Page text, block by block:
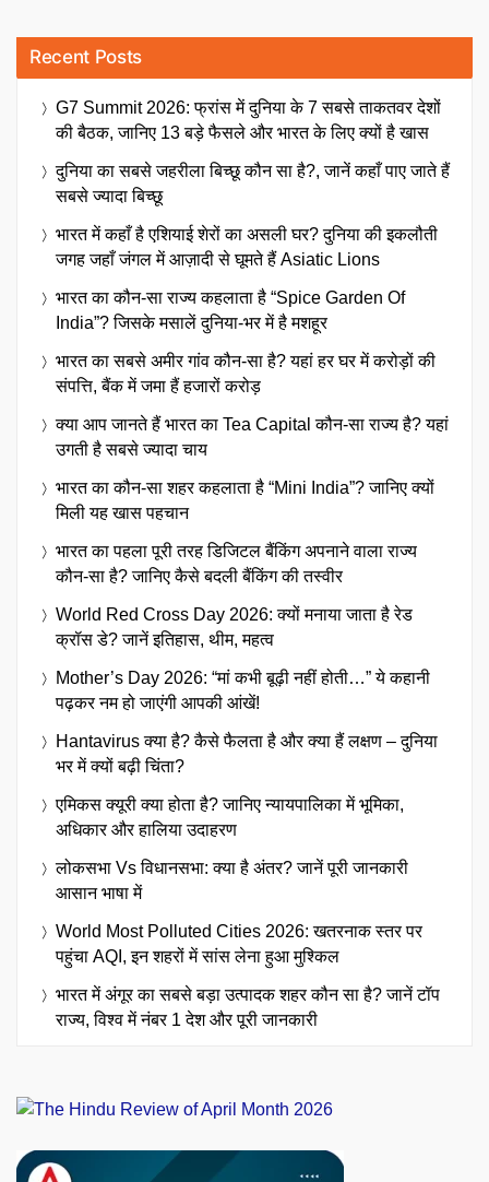
Recent Posts
G7 Summit 2026: फ्रांस में दुनिया के 7 सबसे ताकतवर देशों
की बैठक, जानिए 13 बड़े फैसले और भारत के लिए क्यों है खास
दुनिया का सबसे जहरीला बिच्छू कौन सा है?, जानें कहाँ पाए जाते हैं
सबसे ज्यादा बिच्छू
भारत में कहाँ है एशियाई शेरों का असली घर? दुनिया की इकलौती
जगह जहाँ जंगल में आज़ादी से घूमते हैं Asiatic Lions
भारत का कौन-सा राज्य कहलाता है “Spice Garden Of
India”? जिसके मसालें दुनिया-भर में है मशहूर
भारत का सबसे अमीर गांव कौन-सा है? यहां हर घर में करोड़ों की
संपत्ति, बैंक में जमा हैं हजारों करोड़
क्या आप जानते हैं भारत का Tea Capital कौन-सा राज्य है? यहां
उगती है सबसे ज्यादा चाय
भारत का कौन-सा शहर कहलाता है “Mini India”? जानिए क्यों
मिली यह खास पहचान
भारत का पहला पूरी तरह डिजिटल बैंकिंग अपनाने वाला राज्य
कौन-सा है? जानिए कैसे बदली बैंकिंग की तस्वीर
World Red Cross Day 2026: क्यों मनाया जाता है रेड
क्रॉस डे? जानें इतिहास, थीम, महत्व
Mother’s Day 2026: “मां कभी बूढ़ी नहीं होती…” ये कहानी
पढ़कर नम हो जाएंगी आपकी आंखें!
Hantavirus क्या है? कैसे फैलता है और क्या हैं लक्षण – दुनिया
भर में क्यों बढ़ी चिंता?
एमिकस क्यूरी क्या होता है? जानिए न्यायपालिका में भूमिका,
अधिकार और हालिया उदाहरण
लोकसभा Vs विधानसभा: क्या है अंतर? जानें पूरी जानकारी
आसान भाषा में
World Most Polluted Cities 2026: खतरनाक स्तर पर
पहुंचा AQI, इन शहरों में सांस लेना हुआ मुश्किल
भारत में अंगूर का सबसे बड़ा उत्पादक शहर कौन सा है? जानें टॉप
राज्य, विश्व में नंबर 1 देश और पूरी जानकारी